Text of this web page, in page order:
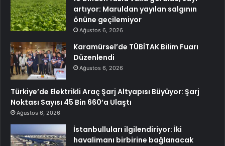
artıyor: Maruldan yayılan salgının
önüne geçilemiyor
Ağustos 6, 2026
Karamürsel’de TÜBİTAK Bilim Fuarı
Düzenlendi
Ağustos 6, 2026
Türkiye’de Elektrikli Araç Şarj Altyapısı Büyüyor: Şarj
Noktası Sayısı 45 Bin 660’a Ulaştı
Ağustos 6, 2026
İstanbulluları ilgilendiriyor: İki
havalimanı birbirine bağlanacak